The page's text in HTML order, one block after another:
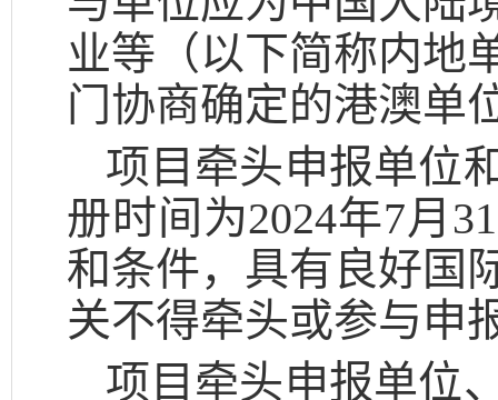
业等（以下简称内地
门协商确定的港澳单
项目牵头申报单位
册时间为2024年7月
和条件，具有良好国
关不得牵头或参与申
项目牵头申报单位